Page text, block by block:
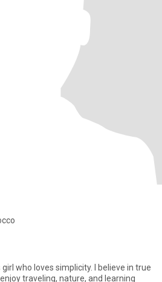
who loves simplicity. I believe in true
traveling, nature, and learning